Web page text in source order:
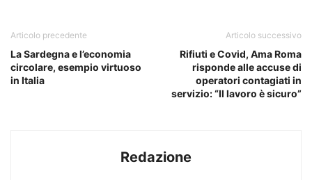
Articolo precedente
La Sardegna e l’economia
circolare, esempio virtuoso
in Italia
Articolo successivo
Rifiuti e Covid, Ama Roma
risponde alle accuse di
operatori contagiati in
servizio: “Il lavoro è sicuro”
Redazione